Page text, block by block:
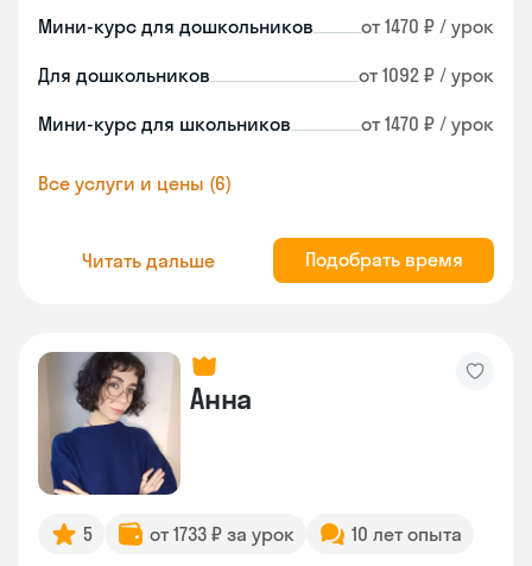
Мини-курс для дошкольников от 1470 ₽ / урок
Для дошкольников от 1092 ₽ / урок
Мини-курс для школьников от 1470 ₽ / урок
Все услуги и цены (6)
Читать дальше Подобрать время
Анна
5 от 1733 ₽ за урок 10 лет опыта